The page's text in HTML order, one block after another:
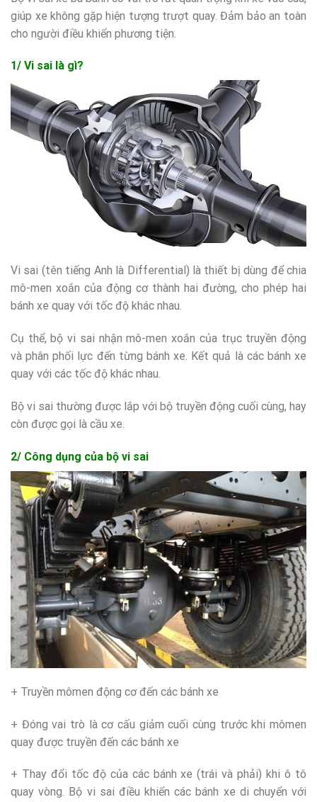
giúp xe không gặp hiện tượng trượt quay. Đảm bảo an toàn
cho người điều khiển phương tiện.
1/ Vi sai là gì?
Vi sai (tên tiếng Anh là Differential) là thiết bị dùng để chia
mô-men xoắn của động cơ thành hai đường, cho phép hai
bánh xe quay với tốc độ khác nhau.
Cụ thể, bộ vi sai nhận mô-men xoắn của trục truyền động
và phân phối lực đến từng bánh xe. Kết quả là các bánh xe
quay với các tốc độ khác nhau.
Bộ vi sai thường được lắp với bộ truyền động cuối cùng, hay
còn được gọi là cầu xe.
2/ Công dụng của bộ vi sai
+ Truyền mômen động cơ đến các bánh xe
+ Đóng vai trò là cơ cấu giảm cuối cùng trước khi mômen
quay được truyền đến các bánh xe
+ Thay đổi tốc độ của các bánh xe (trái và phải) khi ô tô
quay vòng. Bộ vi sai điều khiển các bánh xe di chuyển với